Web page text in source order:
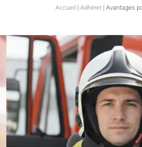
Accueil | Adhérer | Avantages